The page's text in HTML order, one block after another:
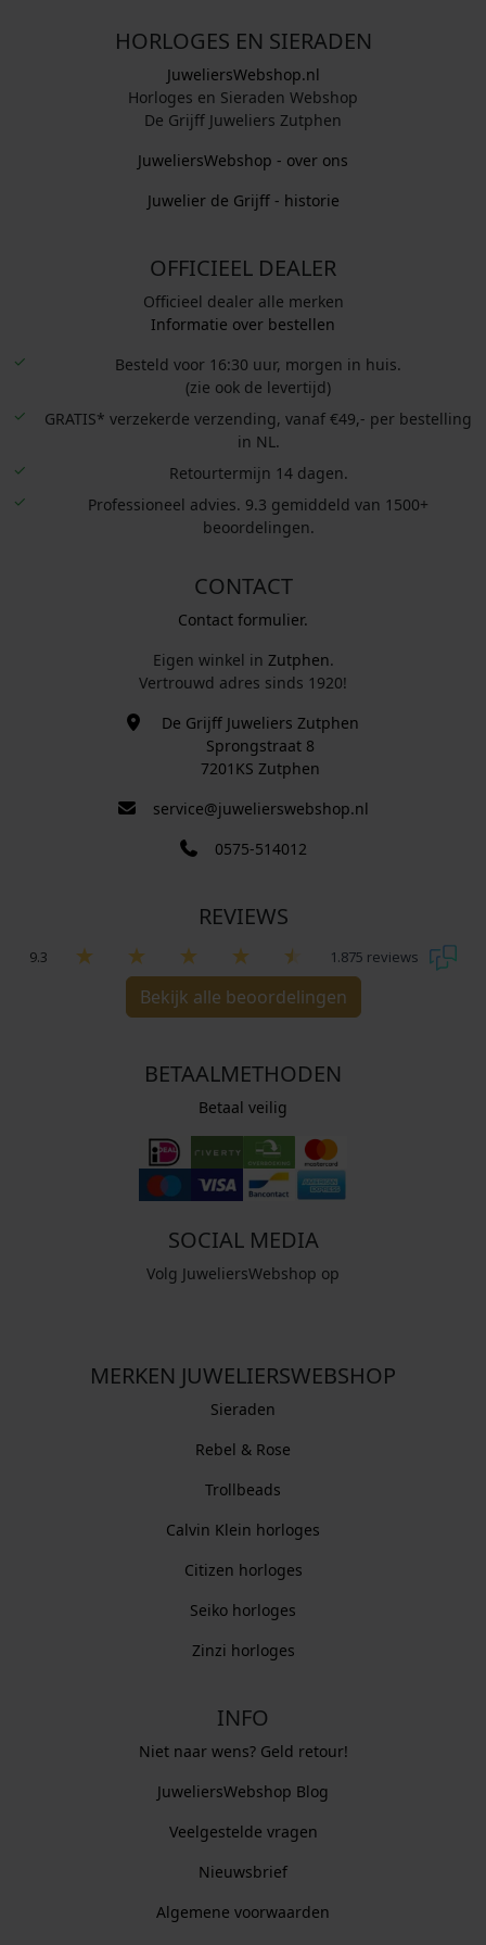
HORLOGES EN SIERADEN
JuweliersWebshop.nl
Horloges en Sieraden Webshop
De Grijff Juweliers Zutphen
JuweliersWebshop - over ons
Juwelier de Grijff - historie
OFFICIEEL DEALER
Officieel dealer alle merken
Informatie over bestellen
Besteld voor 16:30 uur, morgen in huis.
(zie ook de levertijd)
GRATIS* verzekerde verzending, vanaf €49,- per bestelling
in NL.
Retourtermijn 14 dagen.
Professioneel advies. 9.3 gemiddeld van 1500+
beoordelingen.
CONTACT
Contact formulier.
Eigen winkel in Zutphen.
Vertrouwd adres sinds 1920!
De Grijff Juweliers Zutphen
Sprongstraat 8
7201KS Zutphen
service@juwelierswebshop.nl
0575-514012
REVIEWS
9.3 1.875 reviews
Bekijk alle beoordelingen
BETAALMETHODEN
Betaal veilig
SOCIAL MEDIA
Volg JuweliersWebshop op
MERKEN JUWELIERSWEBSHOP
Sieraden
Rebel & Rose
Trollbeads
Calvin Klein horloges
Citizen horloges
Seiko horloges
Zinzi horloges
INFO
Niet naar wens? Geld retour!
JuweliersWebshop Blog
Veelgestelde vragen
Nieuwsbrief
Algemene voorwaarden